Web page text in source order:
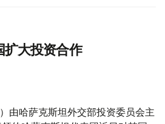
扩大投资合作
）由哈萨克斯坦外交部投资委员会主